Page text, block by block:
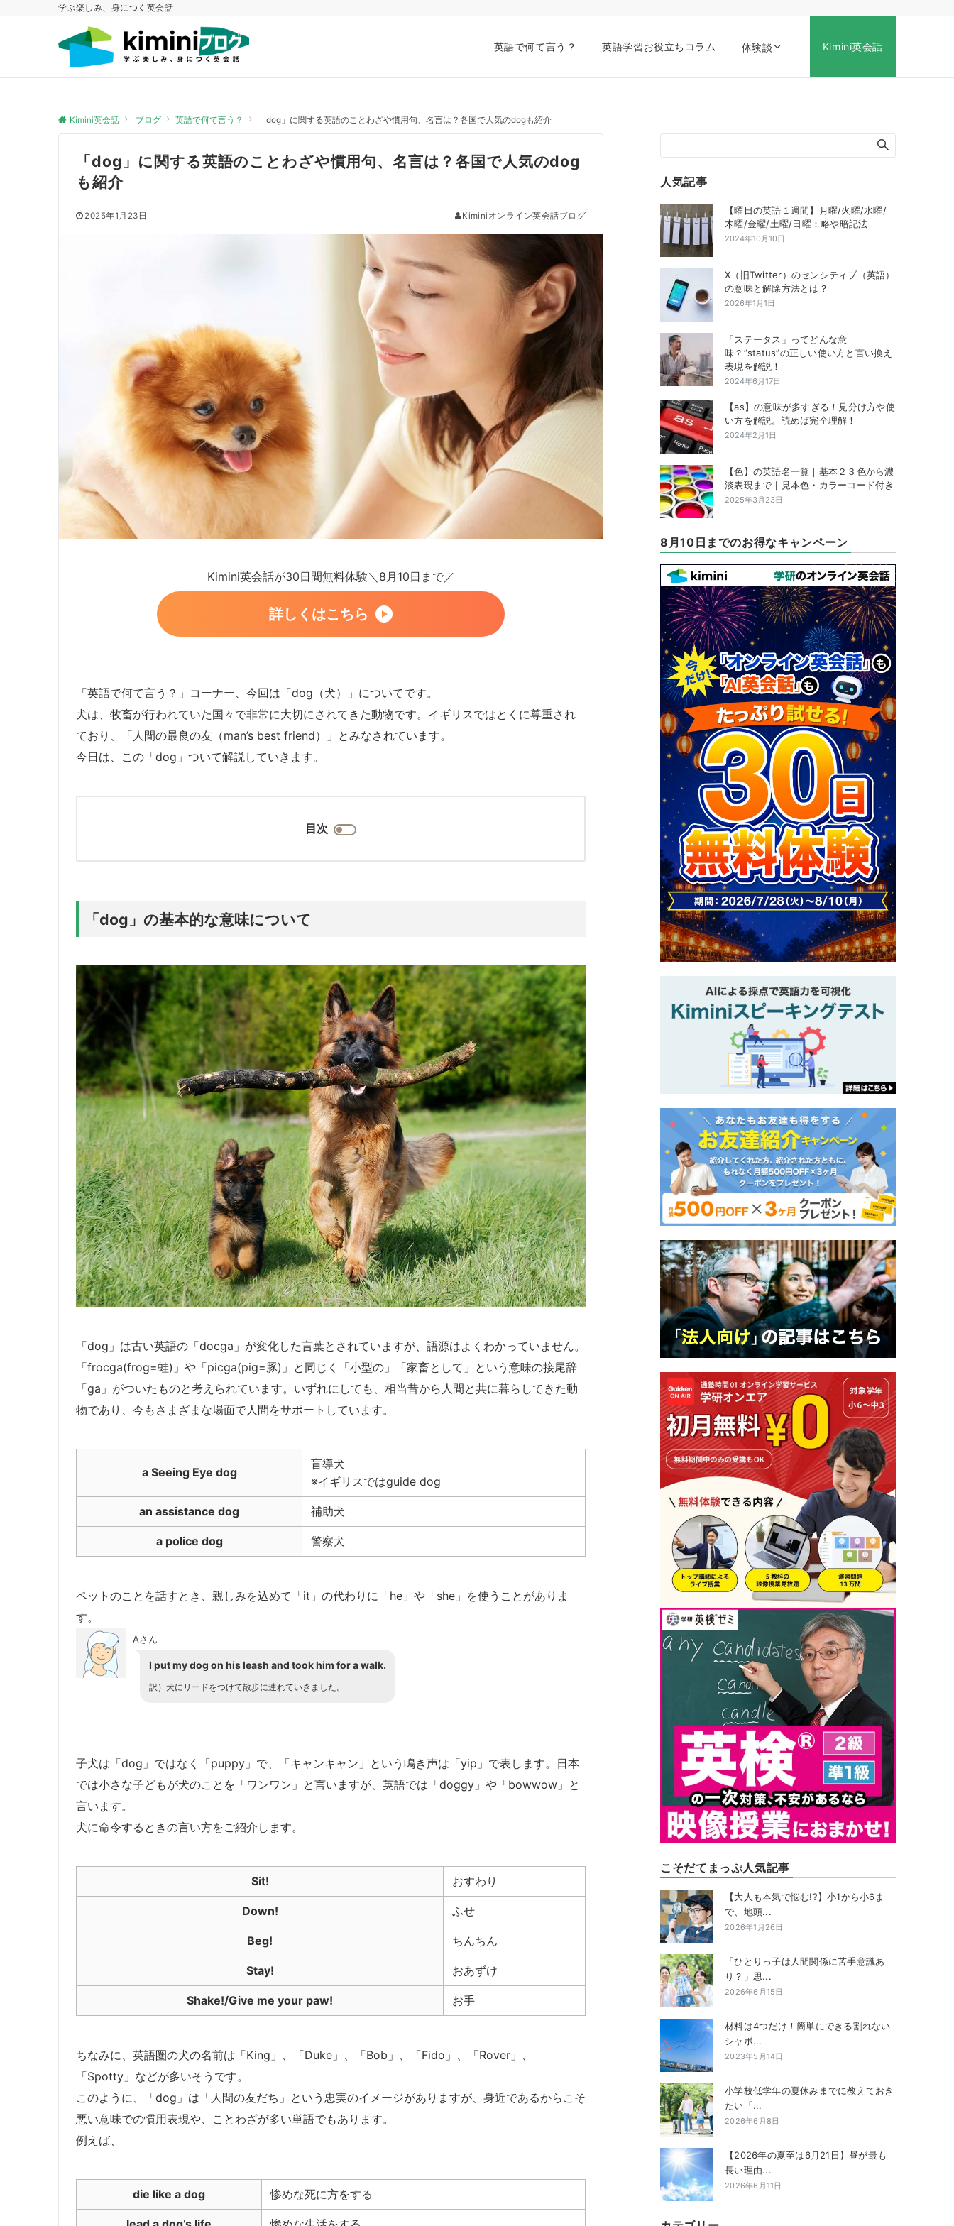
学ぶ楽しみ、身につく英会話
英語で何て言う？ 英語学習お役立ちコラム 体験談 Kimini英会話
Kimini英会話 ブログ 英語で何て言う？ 「dog」に関する英語のことわざや慣用句、名言は？各国で人気のdogも紹介
「dog」に関する英語のことわざや慣用句、名言は？各国で人気のdog
も紹介
2025年1月23日 Kiminiオンライン英会話ブログ
Kimini英会話が30日間無料体験＼8月10日まで／
詳しくはこちら
「英語で何て言う？」コーナー、今回は「dog（犬）」についてです。
犬は、牧畜が行われていた国々で非常に大切にされてきた動物です。イギリスではとくに尊重され
ており、「人間の最良の友（man’s best friend）」とみなされています。
今日は、この「dog」ついて解説していきます。
目次
「dog」の基本的な意味について
「dog」は古い英語の「docga」が変化した言葉とされていますが、語源はよくわかっていません。
「frocga(frog=蛙)」や「picga(pig=豚)」と同じく「小型の」「家畜として」という意味の接尾辞
「ga」がついたものと考えられています。いずれにしても、相当昔から人間と共に暮らしてきた動
物であり、今もさまざまな場面で人間をサポートしています。
a Seeing Eye dog
盲導犬
※イギリスではguide dog
an assistance dog 補助犬
a police dog 警察犬
ペットのことを話すとき、親しみを込めて「it」の代わりに「he」や「she」を使うことがありま
す。
Aさん
I put my dog on his leash and took him for a walk.
訳）犬にリードをつけて散歩に連れていきました。
子犬は「dog」ではなく「puppy」で、「キャンキャン」という鳴き声は「yip」で表します。日本
では小さな子どもが犬のことを「ワンワン」と言いますが、英語では「doggy」や「bowwow」と
言います。
犬に命令するときの言い方をご紹介します。
Sit! おすわり
Down! ふせ
Beg! ちんちん
Stay! おあずけ
Shake!/Give me your paw! お手
ちなみに、英語圏の犬の名前は「King」、「Duke」、「Bob」、「Fido」、「Rover」、
「Spotty」などが多いそうです。
このように、「dog」は「人間の友だち」という忠実のイメージがありますが、身近であるからこそ
悪い意味での慣用表現や、ことわざが多い単語でもあります。
例えば、
die like a dog 惨めな死に方をする
人気記事
【曜日の英語１週間】月曜/火曜/水曜/
木曜/金曜/土曜/日曜：略や暗記法
2024年10月10日
X（旧Twitter）のセンシティブ（英語）
の意味と解除方法とは？
2026年1月1日
「ステータス」ってどんな意
味？”status”の正しい使い方と言い換え
表現を解説！
2024年6月17日
【as】の意味が多すぎる！見分け方や使
い方を解説。読めば完全理解！
2024年2月1日
【色】の英語名一覧｜基本２３色から濃
淡表現まで｜見本色・カラーコード付き
2025年3月23日
8月10日までのお得なキャンペーン
こそだてまっぷ人気記事
【大人も本気で悩む!?】小1から小6ま
で、地頭...
2026年1月26日
「ひとりっ子は人間関係に苦手意識あ
り？」思...
2026年6月15日
材料は4つだけ！簡単にできる割れない
シャボ...
2023年5月14日
小学校低学年の夏休みまでに教えておき
たい「...
2026年6月8日
【2026年の夏至は6月21日】昼が最も
長い理由...
2026年6月11日